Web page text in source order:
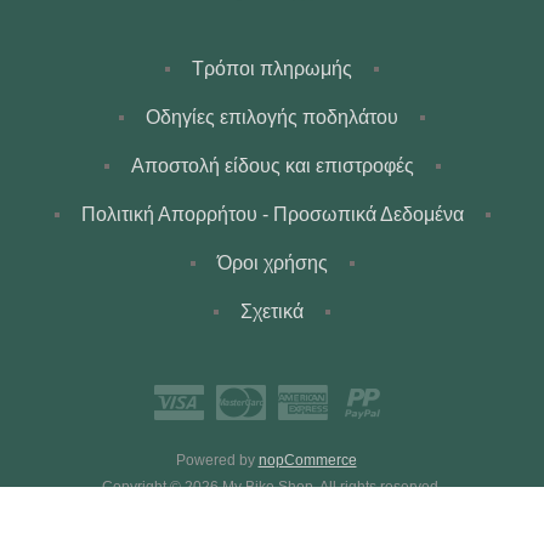
Τρόποι πληρωμής
Οδηγίες επιλογής ποδηλάτου
Αποστολή είδους και επιστροφές
Πολιτική Απορρήτου - Προσωπικά Δεδομένα
Όροι χρήσης
Σχετικά
Powered by nopCommerce
Copyright © 2026 My Bike Shop. All rights reserved.